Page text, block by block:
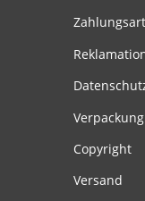
Verpackung
Copyright
Versand